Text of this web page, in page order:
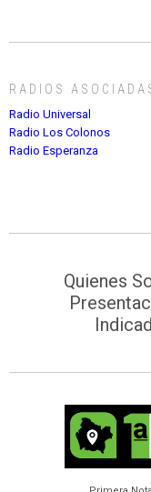
RADIOS
Radio Universal
Radio Los Colonos
Radio Esperanza
Quienes